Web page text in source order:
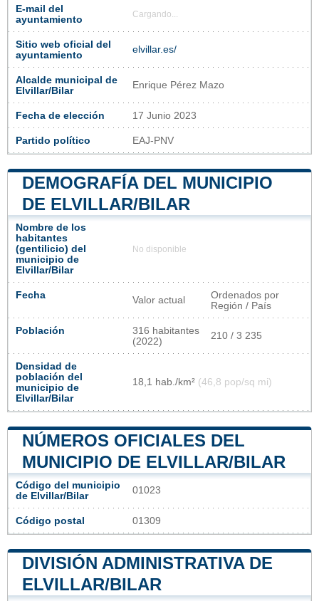
E-mail del
ayuntamiento
Cargando...
Sitio web oficial del
ayuntamiento
elvillar.es/
Alcalde municipal de
Elvillar/Bilar
Enrique Pérez Mazo
Fecha de elección 17 Junio 2023
Partido político EAJ-PNV
DEMOGRAFÍA DEL MUNICIPIO
DE ELVILLAR/BILAR
Nombre de los
habitantes
(gentilicio) del
municipio de
Elvillar/Bilar
No disponible
Fecha Valor actual
Ordenados por
Región / País
Población
316 habitantes
(2022)
210 / 3 235
Densidad de
población del
municipio de
Elvillar/Bilar
18,1 hab./km² (46,8 pop/sq mi)
NÚMEROS OFICIALES DEL
MUNICIPIO DE ELVILLAR/BILAR
Código del municipio
de Elvillar/Bilar
01023
Código postal 01309
DIVISIÓN ADMINISTRATIVA DE
ELVILLAR/BILAR